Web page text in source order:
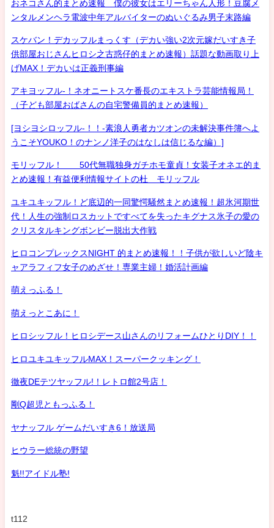
おネコさん的まとめ速報 僕の彼女はエリーちゃん人形！豆腐メ
ンタルメンヘラ電波中年アルバイターのぬいぐるみ男子末路編
スケバン！デカッフルまっくす（デカい強い2次元嫁だいすき子
供部屋おじさんヒロシ之古惑仔的まとめ速報）話題な動画取り上
げMAX！デカいは正義刑事編
アキヨッフル-！ネオニートスケ番長のエキストラ芸能情報局！
（子ども部屋おばさんの自宅警備員的まとめ速報）
[ヨシヨシロッフル-！！-素浪人勇者カツオンの未解決事件簿へよ
うこそYOUKO！のナンノ洋子のはなしは信じるな編）]
モリッフル！ 50代無職独身ガチホモ童貞！女装子オネエ的ま
とめ速報！有益便利情報サイトの杜 モリッフル
ユキユキッフル！ど底辺的一同驚愕騒然まとめ速報！超氷河期世
代！人生の強制ロスカットですべてを失ったキグナス氷子の愛の
クリスタルキングボンビー脱出大作戦
ヒロコンプレックスNIGHT 的まとめ速報！！子供が欲しいど陰キ
ャアラフィフ女子のめざせ！専業主婦！婚活計画編
萌えっふる！
萌えっとこあに！
ヒロシッフル！ヒロシデース山さんのリフォームひとりDIY！！
ヒロユキユキッフルMAX！スーパークッキング！
徹夜DEテツヤッフル!！レトロ館2号店！
剛Q超児ともっふる！
ヤナッフル ゲームだいすき6！放送局
ヒウラー総統の野望
魁!!アイドル塾!
t112